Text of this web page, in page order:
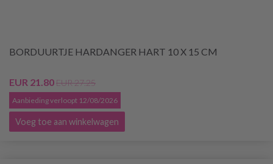
BORDUURTJE HARDANGER HART 10 X 15 CM
EUR 21.80EUR 27.25
Aanbieding verloopt 12/08/2026
Voeg toe aan winkelwagen